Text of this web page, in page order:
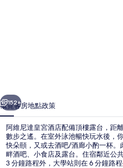
店
相
片
集
個 下一個
152+
概覽客房地點政策
阿維尼達皇宮酒店配備頂樓露台，距
數步之遙。在室外泳池暢快玩水後，
快朵頤，又或去酒吧/酒廊小酌一杯
畔酒吧、小食店及露台。住宿鄰近公
3 分鐘路程外，大學站則在 6 分鐘路